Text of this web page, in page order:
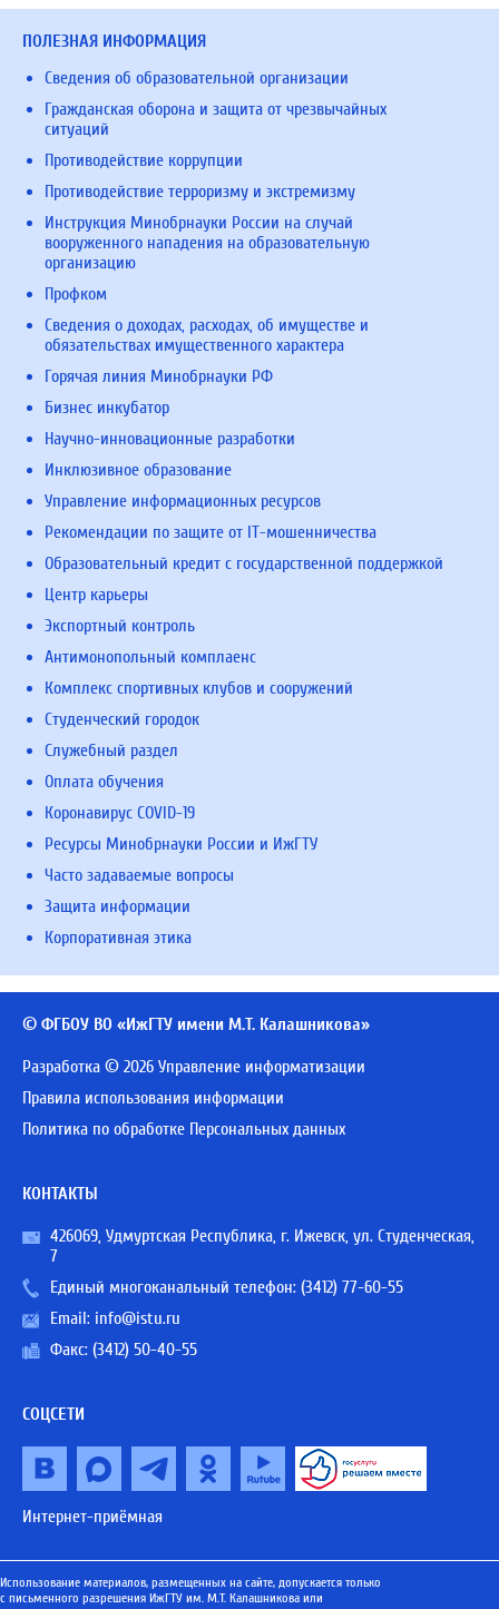
ПОЛЕЗНАЯ ИНФОРМАЦИЯ
Сведения об образовательной организации
Гражданская оборона и защита от чрезвычайных
ситуаций
Противодействие коррупции
Противодействие терроризму и экстремизму
Инструкция Минобрнауки России на случай
вооруженного нападения на образовательную
организацию
Профком
Сведения о доходах, расходах, об имуществе и
обязательствах имущественного характера
Горячая линия Минобрнауки РФ
Бизнес инкубатор
Научно-инновационные разработки
Инклюзивное образование
Управление информационных ресурсов
Рекомендации по защите от IT-мошенничества
Образовательный кредит с государственной поддержкой
Центр карьеры
Экспортный контроль
Антимонопольный комплаенс
Комплекс спортивных клубов и сооружений
Студенческий городок
Служебный раздел
Оплата обучения
Коронавирус COVID-19
Ресурсы Минобрнауки России и ИжГТУ
Часто задаваемые вопросы
Защита информации
Корпоративная этика
© ФГБОУ ВО «ИжГТУ имени М.Т. Калашникова»
Разработка © 2026 Управление информатизации
Правила использования информации
Политика по обработке Персональных данных
КОНТАКТЫ
426069, Удмуртская Республика, г. Ижевск, ул. Студенческая,
7
Единый многоканальный телефон: (3412) 77-60-55
Email: info@istu.ru
Факс: (3412) 50-40-55
СОЦСЕТИ
Интернет-приёмная
Использование материалов, размещенных на сайте, допускается только
с письменного разрешения ИжГТУ им. М.Т. Калашникова или